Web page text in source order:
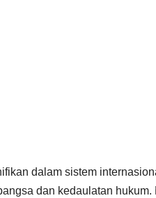
dalam sistem
dan kedaulatan